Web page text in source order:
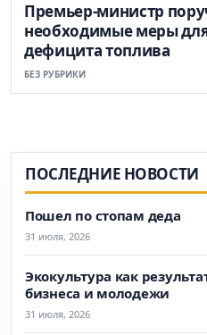
Премьер-министр
необходимые меры
дефицита топлива
БЕЗ РУБРИКИ
ПОСЛЕДНИЕ НОВОСТИ
Пошел по стопам деда
31 июля, 2026
Экокультура как
бизнеса и молодежи
31 июля, 2026